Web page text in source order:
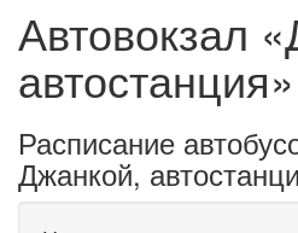
Автовокзал
автостанция»
Расписание
Джанкой,